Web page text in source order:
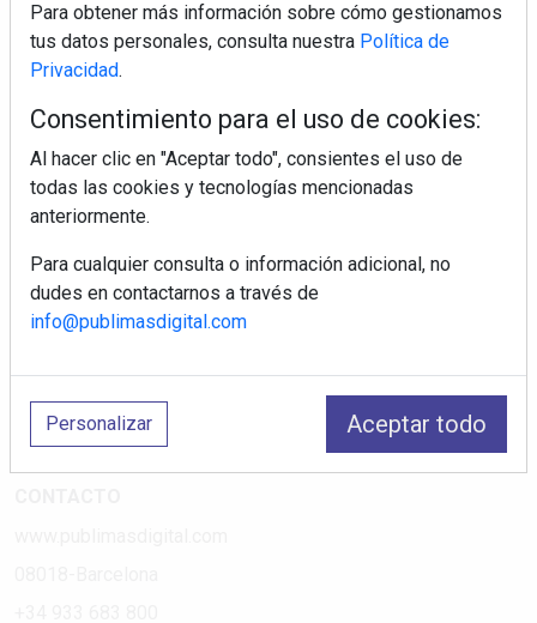
Electromarket: Revista electrodomésticos, noticias canal
electrodomésticos, novedades informáticas, electrónica de
consumo, canal electro, retail, análisis distribución, noticias
pequeño electrodoméstico, datos de mercado.
PÁGINAS
Política de Privacidad
Política de Cookies
Aviso Legal
¿Quiénes somos?
Para obtener más información sobre cómo gestionamos
tus datos personales, consulta nuestra Política de
Privacidad.
Consentimiento para el uso de cookies:
Al hacer clic en "Aceptar todo", consientes el uso de
todas las cookies y tecnologías mencionadas
anteriormente.
Para cualquier consulta o información adicional, no
dudes en contactarnos a través de
info@publimasdigital.com
Personalizar Aceptar todo